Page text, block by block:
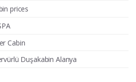
prices
Cabin
Duşakabin Alanya